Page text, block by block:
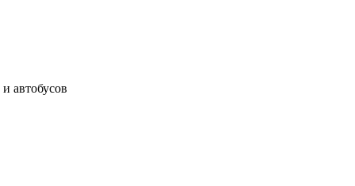
автобусов